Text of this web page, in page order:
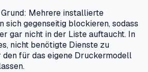
Mehrere installierte
sich gegenseitig blockieren, sodass
gar nicht in der Liste auftaucht. In
nicht benötigte Dienste zu
für das eigene Druckermodell